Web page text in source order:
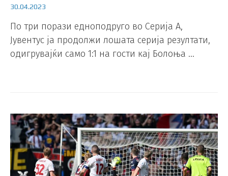
30.04.2023
По три порази едноподруго во Серија А,
Јувентус ја продолжи лошата серија резултати,
одигрувајќи само 1:1 на гости кај Болоња …